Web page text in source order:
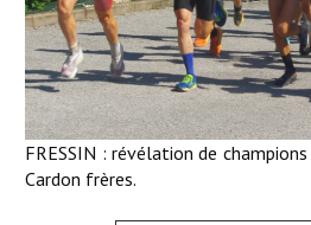
FRESSIN : révélation de
Cardon frères.